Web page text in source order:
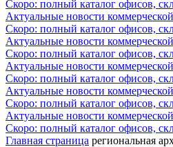
Скоро: полный каталог офисов,
Актуальные новости
Скоро: полный каталог офисов,
Актуальные новости
Скоро: полный каталог офисов,
Актуальные новости
Скоро: полный каталог офисов,
Актуальные новости
Скоро: полный каталог офисов,
Актуальные новости
Скоро: полный каталог офисов,
Главная страница региональная